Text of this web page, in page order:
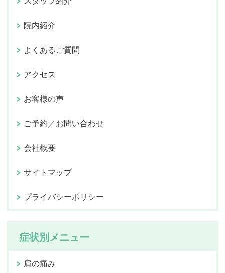
院内紹介
よくあるご質問
アクセス
お客様の声
ご予約／お問い合わせ
会社概要
サイトマップ
プライバシーポリシー
症状別メニュー
肩の痛み